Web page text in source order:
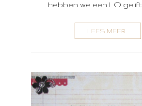
hebben we een LO
LEES MEER...